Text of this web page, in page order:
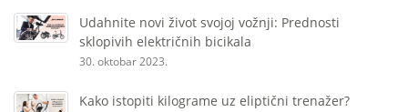
Udahnite novi život svojoj vožnji: Prednosti
sklopivih električnih bicikala
30. oktobar 2023.
Kako istopiti kilograme uz eliptični trenažer?